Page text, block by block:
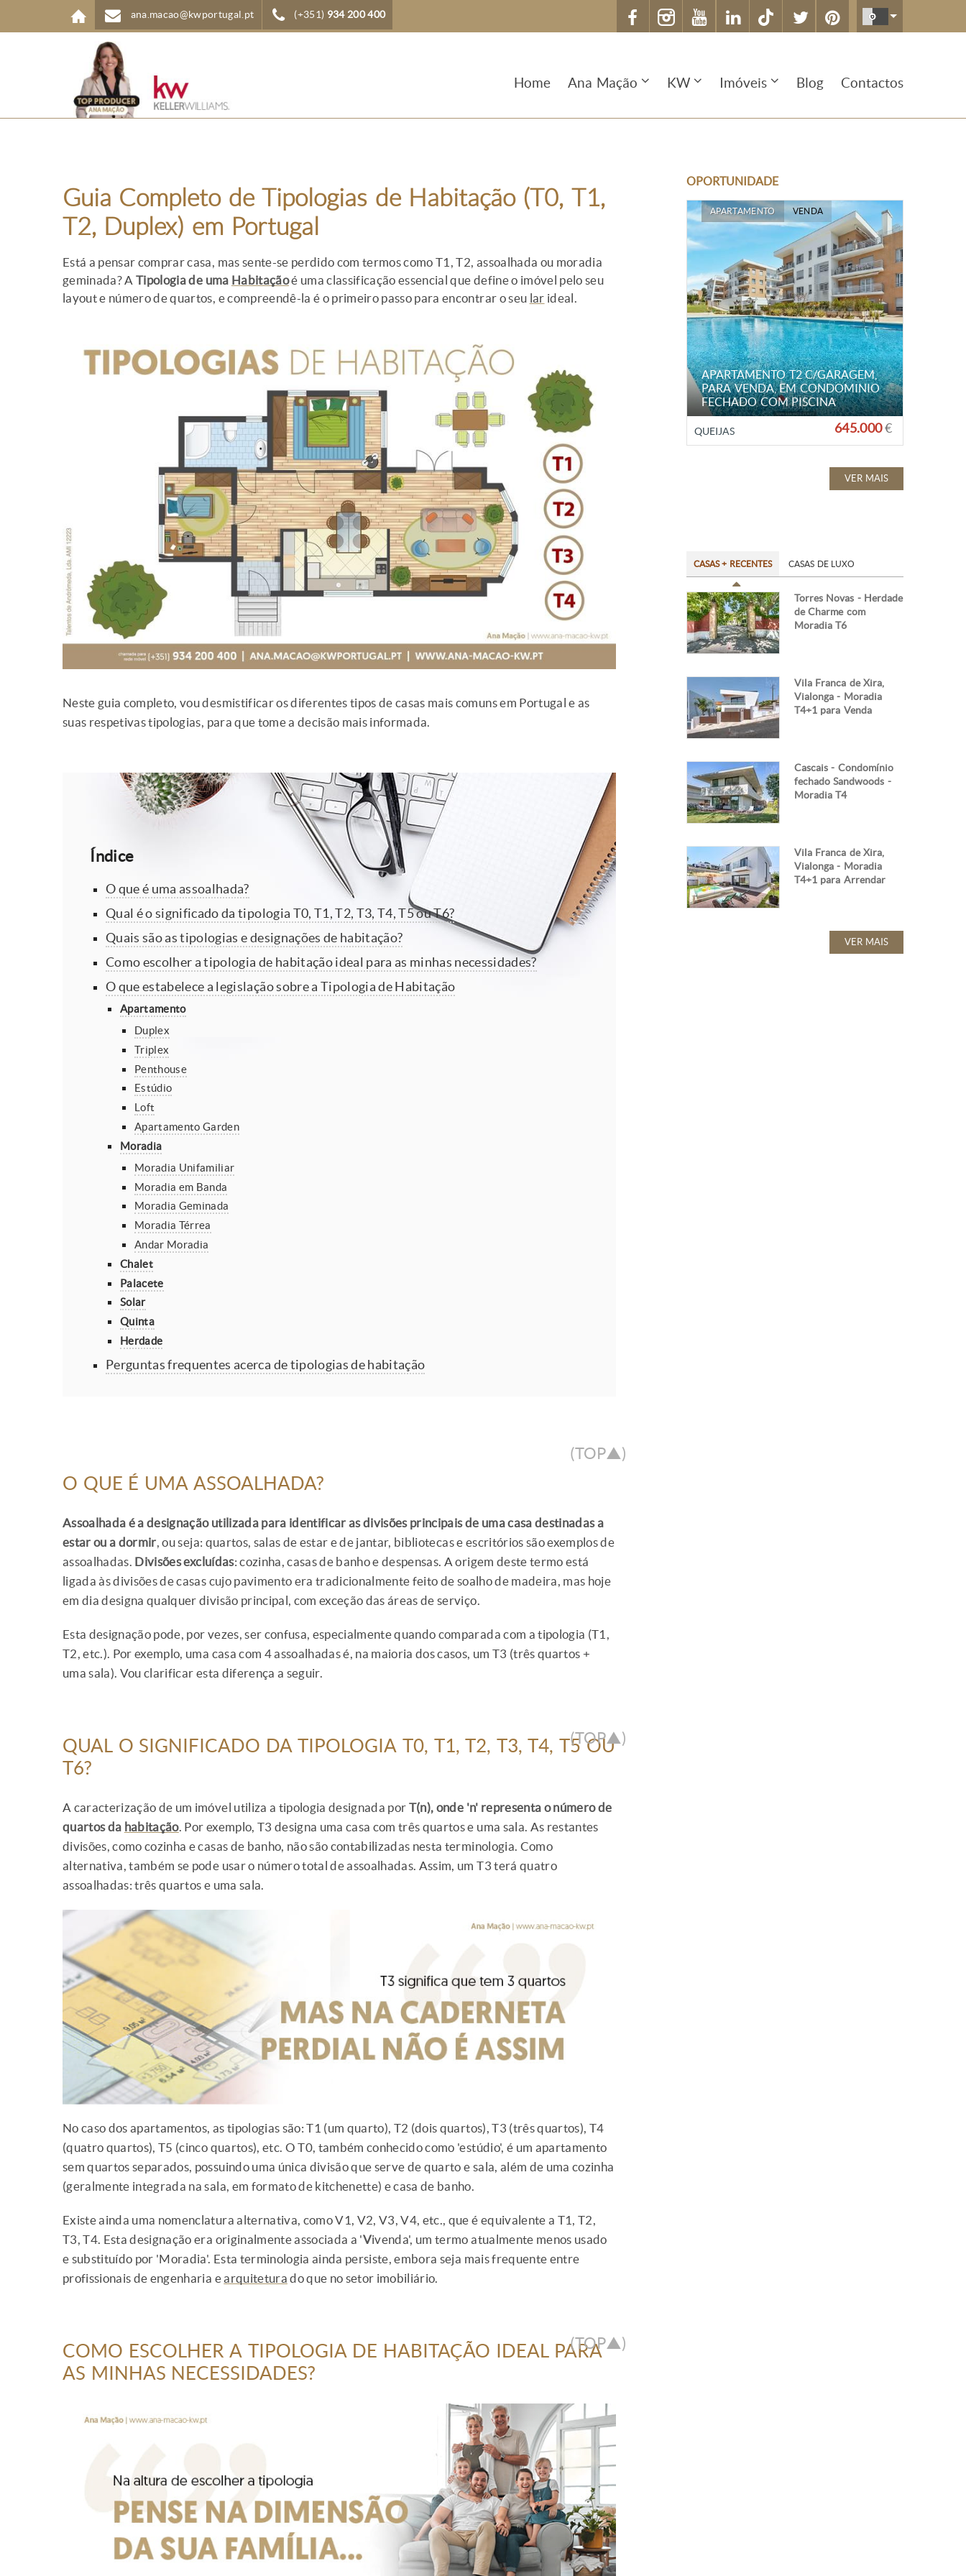
Passar para o conteúdo principalana.macao@kwportugal.pt (+351) 934 200 400
Home Ana Mação KW Imóveis Blog Contactos
Guia Completo de Tipologias de Habitação (T0, T1,
T2, Duplex) em Portugal
Está a pensar comprar casa, mas sente-se perdido com termos como T1, T2, assoalhada ou moradia
geminada? ATipologia de uma Habitaçãoé uma classificação essencial que define o imóvel pelo seu
layout e número de quartos, e compreendê-la é o primeiro passo para encontrar o seu lar ideal.
Neste guia completo, vou desmistificar os diferentes tipos de casas mais comuns em Portugal e as
suas respetivas tipologias, para que tome a decisão mais informada.
Índice
O que é uma assoalhada?
Qual é o significado da tipologia T0, T1, T2, T3, T4, T5 ou T6?
Quais são as tipologias e designações de habitação?
Como escolher a tipologia de habitação ideal para as minhas necessidades?
O que estabelece a legislação sobre a Tipologia de Habitação
Apartamento
Duplex
Triplex
Penthouse
Estúdio
Loft
Apartamento Garden
Moradia
Moradia Unifamiliar
Moradia em Banda
Moradia Geminada
Moradia Térrea
Andar Moradia
Chalet
Palacete
Solar
Quinta
Herdade
Perguntas frequentes acerca de tipologias de habitação
O QUE É UMA ASSOALHADA?
(TOP▲)
Assoalhada é a designação utilizada para identificar as divisões principais de uma casa destinadas a
estar ou a dormir, ou seja: quartos, salas de estar e de jantar, bibliotecas e escritórios são exemplos de
assoalhadas. Divisões excluídas: cozinha, casas de banho e despensas. A origem deste termo está
ligada às divisões de casas cujo pavimento era tradicionalmente feito de soalho de madeira, mas hoje
em dia designa qualquer divisão principal, com exceção das áreas de serviço.
Esta designação pode, por vezes, ser confusa, especialmente quando comparada com a tipologia (T1,
T2, etc.). Por exemplo, uma casa com 4 assoalhadas é, na maioria dos casos, um T3 (três quartos +
uma sala). Vou clarificar esta diferença a seguir.
QUAL O SIGNIFICADO DA TIPOLOGIA T0, T1, T2, T3, T4, T5 OU
T6?
(TOP▲)
A caracterização de um imóvel utiliza a tipologia designada por T(n), onde 'n' representa o número de
quartos da habitação. Por exemplo, T3 designa uma casa com três quartos e uma sala. As restantes
divisões, como cozinha e casas de banho, não são contabilizadas nesta terminologia. Como
alternativa, também se pode usar o número total de assoalhadas. Assim, um T3 terá quatro
assoalhadas: três quartos e uma sala.
No caso dos apartamentos, as tipologias são: T1 (um quarto), T2 (dois quartos), T3 (três quartos), T4
(quatro quartos), T5 (cinco quartos), etc. O T0, também conhecido como 'estúdio', é um apartamento
sem quartos separados, possuindo uma única divisão que serve de quarto e sala, além de uma cozinha
(geralmente integrada na sala, em formato de kitchenette) e casa de banho.
Existe ainda uma nomenclatura alternativa, como V1, V2, V3, V4, etc., que é equivalente a T1, T2,
T3, T4. Esta designação era originalmente associada a 'Vivenda', um termo atualmente menos usado
e substituído por 'Moradia'. Esta terminologia ainda persiste, embora seja mais frequente entre
profissionais de engenharia earquitetura do que no setor imobiliário.
COMO ESCOLHER A TIPOLOGIA DE HABITAÇÃO IDEAL PARA
AS MINHAS NECESSIDADES?
(TOP▲)
OPORTUNIDADE
APARTAMENTO VENDA
APARTAMENTO T2 C/GARAGEM,
PARA VENDA, EM CONDOMINIO
FECHADO COM PISCINA
QUEIJAS 645.000€
VER MAIS
CASAS + RECENTES CASAS DE LUXO
Torres Novas - Herdade
de Charme com
Moradia T6
Vila Franca de Xira,
Vialonga - Moradia
T4+1 para Venda
Cascais - Condomínio
fechado Sandwoods -
Moradia T4
Vila Franca de Xira,
Vialonga - Moradia
T4+1 para Arrendar
VER MAIS